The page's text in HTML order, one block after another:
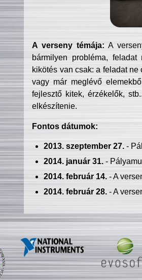
A verseny témája: A
bármilyen probléma, feladat
kikötés van csak: a feladat
vagy már meglévő
fejlesztő kitek, érzékelők,
elkészítenie.
Fontos dátumok:
2013. szeptember 27.-
2014. január 31.-
2014. február 14.- A
2014. február 28.- A